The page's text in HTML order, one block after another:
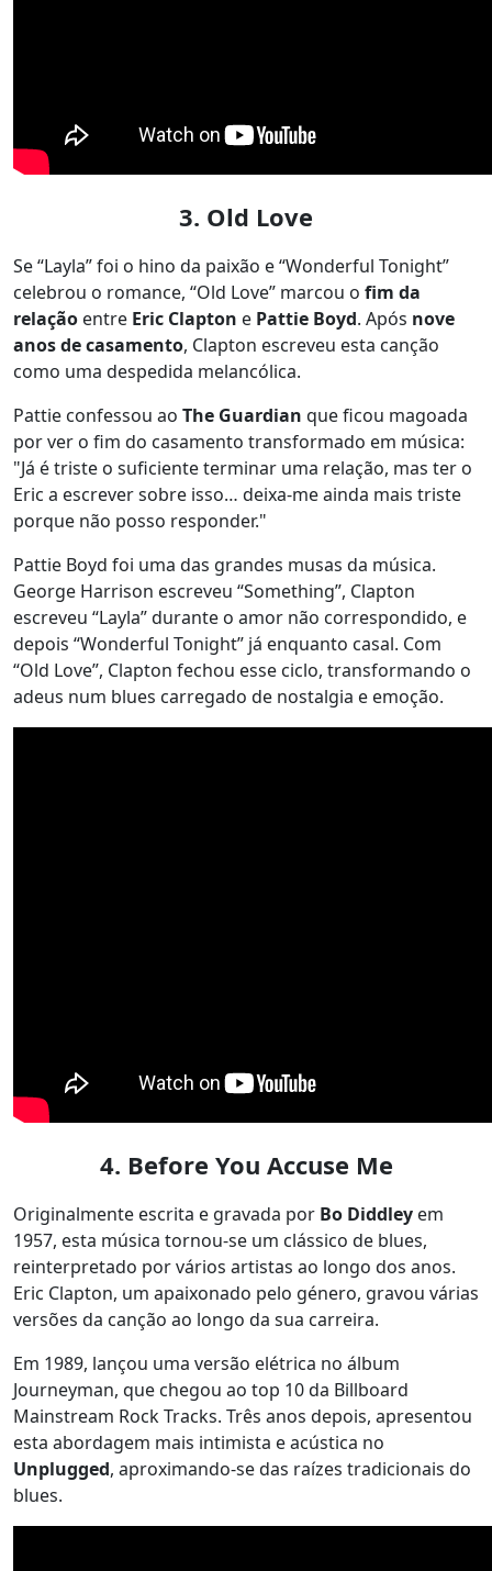
3. Old Love
Se “Layla” foi o hino da paixão e “Wonderful Tonight”
celebrou o romance, “Old Love” marcou o fim da
relação entre Eric Clapton e Pattie Boyd. Após nove
anos de casamento, Clapton escreveu esta canção
como uma despedida melancólica.
Pattie confessou ao The Guardian que ficou magoada
por ver o fim do casamento transformado em música:
"Já é triste o suficiente terminar uma relação, mas ter o
Eric a escrever sobre isso… deixa-me ainda mais triste
porque não posso responder."
Pattie Boyd foi uma das grandes musas da música.
George Harrison escreveu “Something”, Clapton
escreveu “Layla” durante o amor não correspondido, e
depois “Wonderful Tonight” já enquanto casal. Com
“Old Love”, Clapton fechou esse ciclo, transformando o
adeus num blues carregado de nostalgia e emoção.
4. Before You Accuse Me
Originalmente escrita e gravada por Bo Diddley em
1957, esta música tornou-se um clássico de blues,
reinterpretado por vários artistas ao longo dos anos.
Eric Clapton, um apaixonado pelo género, gravou várias
versões da canção ao longo da sua carreira.
Em 1989, lançou uma versão elétrica no álbum
Journeyman, que chegou ao top 10 da Billboard
Mainstream Rock Tracks. Três anos depois, apresentou
esta abordagem mais intimista e acústica no
Unplugged, aproximando-se das raízes tradicionais do
blues.